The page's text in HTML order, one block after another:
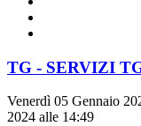
TG - SERVIZI
Venerdì 05 Gennaio
2024 alle 14:49